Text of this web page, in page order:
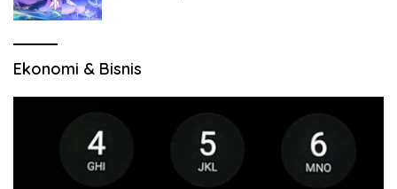
Ekonomi & Bisnis